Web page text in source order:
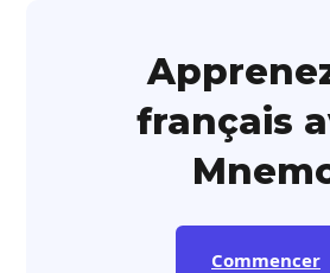
français
Commencer